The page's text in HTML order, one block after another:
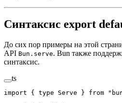
Синтаксис export
До сих пор примеры на этой
API Bun.serve. Bun также
синтаксис.
ts
import { type Serve } from